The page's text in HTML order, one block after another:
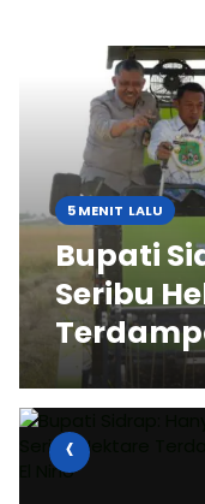
5 MENIT LALU
Bupati
Seribu
‹